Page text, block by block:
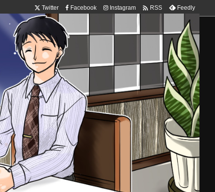
Twitter Facebook Instagram  RSS Feedly